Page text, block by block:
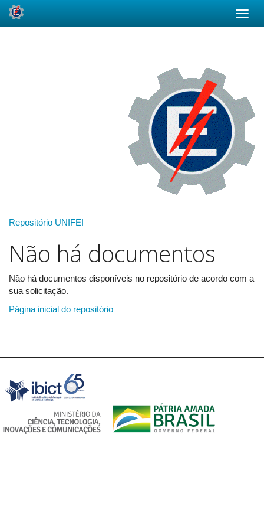
Repositório UNIFEI
Não há documentos
Não há documentos disponíveis no repositório de acordo com a
sua solicitação.
Página inicial do repositório